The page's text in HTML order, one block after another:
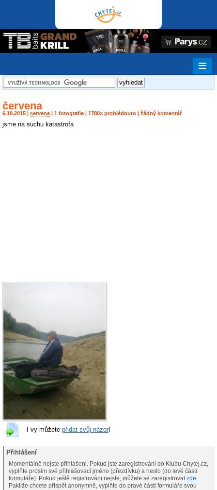
červena
6.10.2015 | cervena | 1 fotografie | 1780× prohlédnuto | žádný komentář
jsme na suchu katastrofa
I vy můžete přidat svůj názor!
Přihlášení
Momentálně nejste přihlášeni. Pokud jste zaregistrováni do Klubu Chytej.cz,
vyplňte prosím své přihlašovací jméno (přezdívku) a heslo (do levé části
formuláře). Pokud ještě registrováni nejste, můžete se zaregistrovatzde
Pakliže chcete přispět anonymně, vyplňte do pravé části formuláře svou